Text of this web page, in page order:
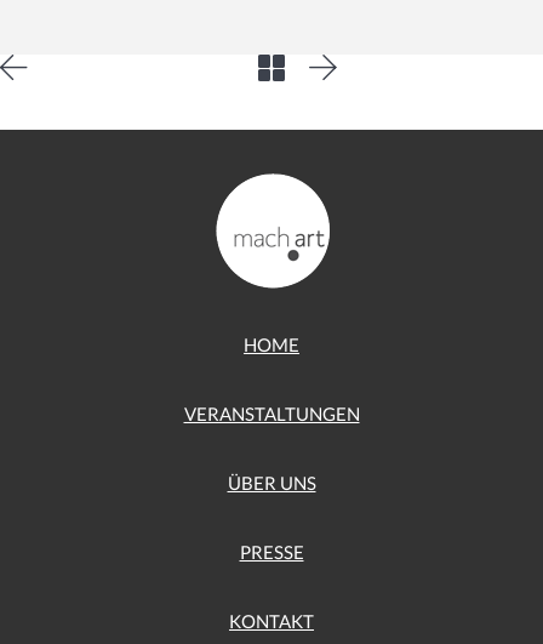
HOME
VERANSTALTUNGEN
ÜBER UNS
PRESSE
KONTAKT